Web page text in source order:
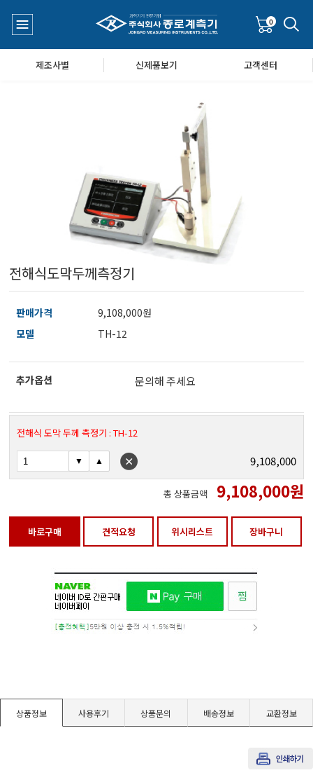
기공기질/미세먼지/가스/소음/진동측정기
속풍량계/온도계/온습도계/기압계
도/농도/염도/당산도/굴절계/편광계/커피농도계
자저울/점도계/핀홀탐지기
이크로피펫
분계/회전계/도막두께/초음파두께측정기
미경/확대경
차계/광택계/조도계/광도계/방사랑계
업/임업/해양측정기
도계/물리/물성측정기
0
제조사별 신제품보기 고객센터
전해식도막두께측정기
판매가격
9,108,000원
모델
TH-12
추가옵션 문의해 주세요
전해식 도막 두께 측정기 : TH-12
9,108,000
총 상품금액 9,108,000원
바로구매 견적요청 위시리스트 장바구니
상품정보 사용후기 상품문의 배송정보 교환정보